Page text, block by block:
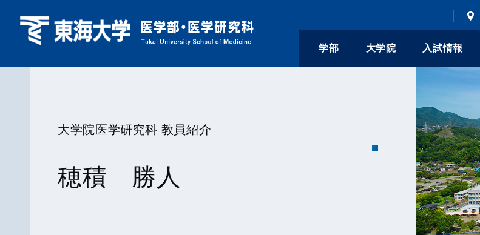
学部 大学院 入試情報
大学院医学研究科 教員紹介
穂積 勝人